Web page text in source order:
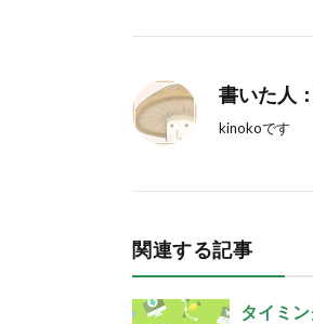
書いた人
kinokoです
関連する記事
タイミン